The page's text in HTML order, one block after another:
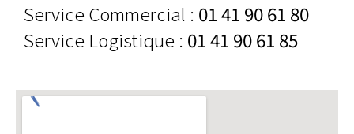
Service Commercial : 01 41 90 61 80
Service Logistique : 01 41 90 61 85